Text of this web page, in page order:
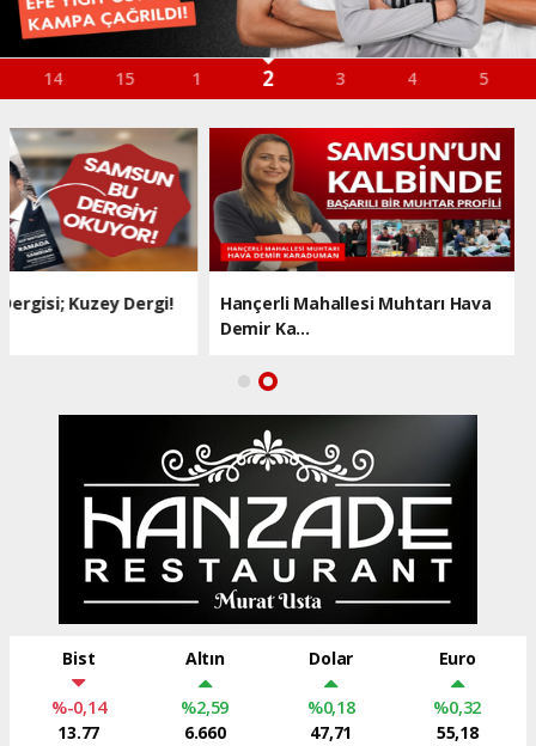
14 15 1 2 3 4 5
Samsun'un Dergisi; Kuzey Dergi!
Hançerli Mahallesi
Bist
%-0,14
13.77
Altın
%2,59
6.660
Dolar
%0,18
47,71
Euro
%0,32
55,18